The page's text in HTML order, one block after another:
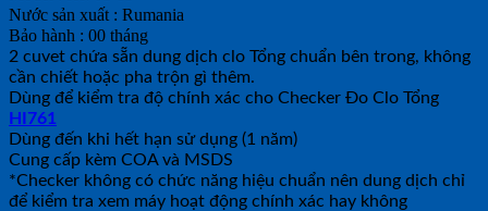
Nước sản xuất : Rumania
Bảo hành : 00 tháng
2 cuvet chứa sẵn dung dịch clo Tổng chuẩn bên trong, không
cần chiết hoặc pha trộn gì thêm.
Dùng để kiểm tra độ chính xác cho Checker Đo Clo Tổng
HI761
Dùng đến khi hết hạn sử dụng (1 năm)
Cung cấp kèm COA và MSDS
*Checker không có chức năng hiệu chuẩn nên dung dịch chỉ
để kiểm tra xem máy hoạt động chính xác hay không